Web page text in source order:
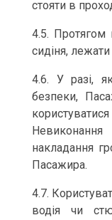
стояти в
4.5. Протягом
сидіня, лежати
4.6. У разі,
безпеки,
накладання
Пасажира.
4.7.
водія чи